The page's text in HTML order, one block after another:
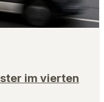
im vierten